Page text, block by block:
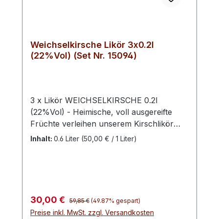
Weichselkirsche Likör 3x0.2l
(22%Vol) (Set Nr. 15094)
3 x Likör WEICHSELKIRSCHE 0.2l
(22%Vol) - Heimische, voll ausgereifte
Früchte verleihen unserem Kirschlikör
seinen einzigartigen Charakter und die
Vorpommerns. Weichsel ist hierbei eine
Inhalt: 0.6 Liter (50,00 € / 1 Liter)
Verkaufspreis:
30,00 € Regulärer Preis:
59,85 € (49.87% gespart)
Preise inkl. MwSt. zzgl. Versandkosten